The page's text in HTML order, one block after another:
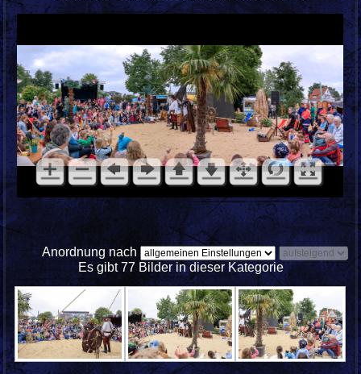
Anordnung nach
Es gibt 77 Bilder in dieser Kategorie